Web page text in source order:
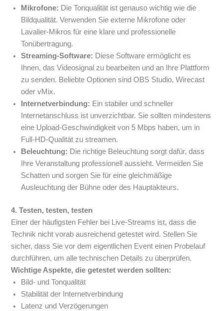
Mikrofone: Die Tonqualität ist genauso wichtig wie die
Bildqualität. Verwenden Sie externe Mikrofone oder
Lavalier-Mikros für eine klare und professionelle
Tonübertragung.
Streaming-Software: Diese Software ermöglicht es
Ihnen, das Videosignal zu bearbeiten und an Ihre Plattform
zu senden. Beliebte Optionen sind OBS Studio, Wirecast
oder vMix.
Internetverbindung: Ein stabiler und schneller
Internetanschluss ist unverzichtbar. Sie sollten mindestens
eine Upload-Geschwindigkeit von 5 Mbps haben, um in
Full-HD-Qualität zu streamen.
Beleuchtung: Die richtige Beleuchtung sorgt dafür, dass
Ihre Veranstaltung professionell aussieht. Vermeiden Sie
Schatten und sorgen Sie für eine gleichmäßige
Ausleuchtung der Bühne oder des Hauptakteurs.
4. Testen, testen, testen
Einer der häufigsten Fehler bei Live-Streams ist, dass die
Technik nicht vorab ausreichend getestet wird. Stellen Sie
sicher, dass Sie vor dem eigentlichen Event einen Probelauf
durchführen, um alle technischen Details zu überprüfen.
Wichtige Aspekte, die getestet werden sollten:
Bild- und Tonqualität
Stabilität der Internetverbindung
Latenz und Verzögerungen